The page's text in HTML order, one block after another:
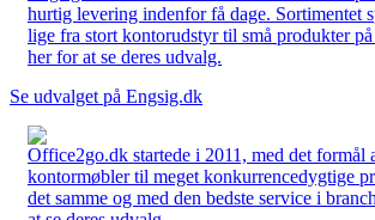
hurtig levering indenfor få dage. Sortimentet
lige fra stort kontorudstyr til små produkter
her for at se deres udvalg.
Se udvalget på Engsig.dk
Office2go.dk startede i 2011, med det formål
kontormøbler til meget konkurrencedygtige
det samme og med den bedste service i